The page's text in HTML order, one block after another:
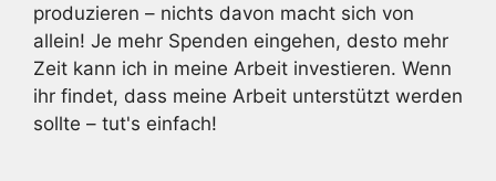
produzieren – nichts davon macht sich von
allein! Je mehr Spenden eingehen, desto mehr
Zeit kann ich in meine Arbeit investieren. Wenn
ihr findet, dass meine Arbeit unterstützt werden
sollte – tut's einfach!